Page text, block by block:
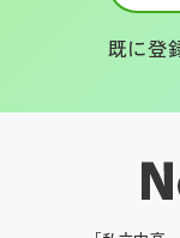
既に登